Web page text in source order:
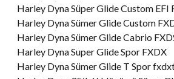
Harley Dyna Süper Glide Custom EFI
Harley Dyna Sümer Glide Custom
Harley Dyna Sümer Glide Cabrio
Harley Dyna Super Glide Spor FXDX
Harley Dyna Sümer Glide T Spor